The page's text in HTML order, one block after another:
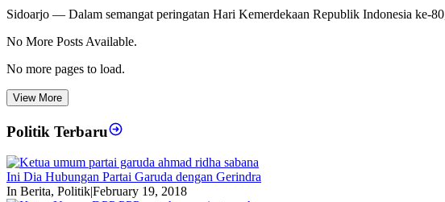
Sidoarjo — Dalam semangat peringatan Hari Kemerdekaan Republik Indonesia ke-
No More Posts Available.
No more pages to load.
View More
Politik Terbaru
Ini Dia Hubungan Partai Garuda dengan Gerindra
In Berita, Politik|February 19, 2018